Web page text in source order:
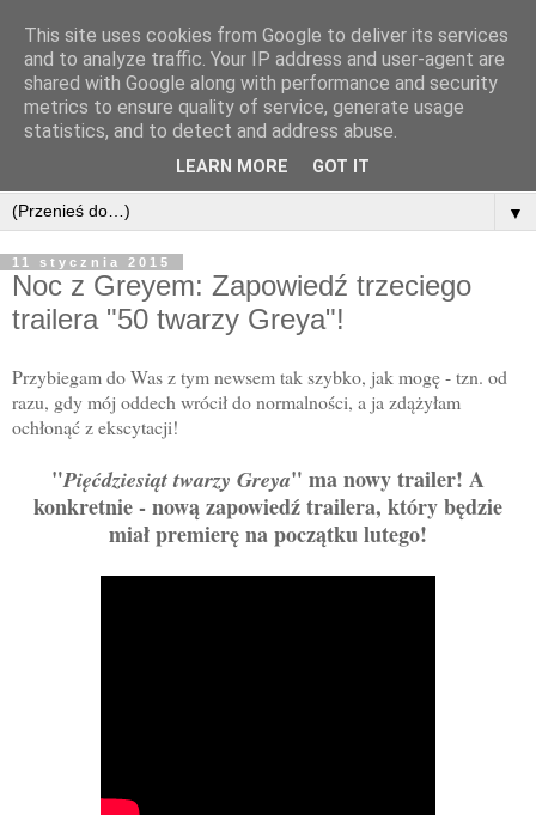
▼
11 stycznia 2015
Noc z Greyem: Zapowiedź trzeciego
trailera "50 twarzy Greya"!
Przybiegam do Was z tym newsem tak szybko, jak mogę - tzn. od
razu, gdy mój oddech wrócił do normalności, a ja zdążyłam
ochłonąć z ekscytacji!
"Pięćdziesiąt twarzy Greya" ma nowy trailer! A
konkretnie - nową zapowiedź trailera, który będzie
miał premierę na początku lutego!
This site uses cookies from Google to deliver its services
and to analyze traffic. Your IP address and user-agent are
shared with Google along with performance and security
metrics to ensure quality of service, generate usage
statistics, and to detect and address abuse.
LEARN MORE GOT IT